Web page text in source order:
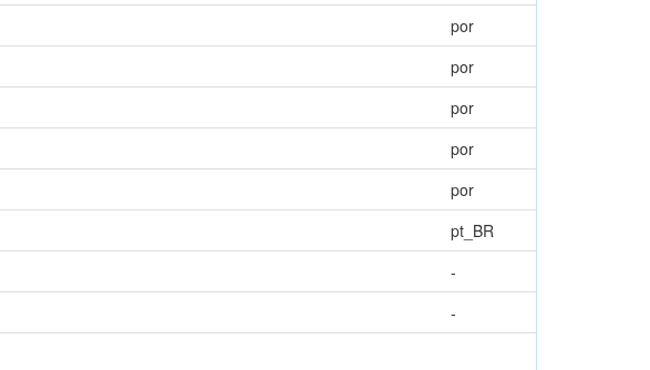
por
por
por
por
por
pt_BR
-
-